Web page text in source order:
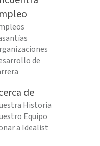
de
de
Historia
Equipo
a Idealist